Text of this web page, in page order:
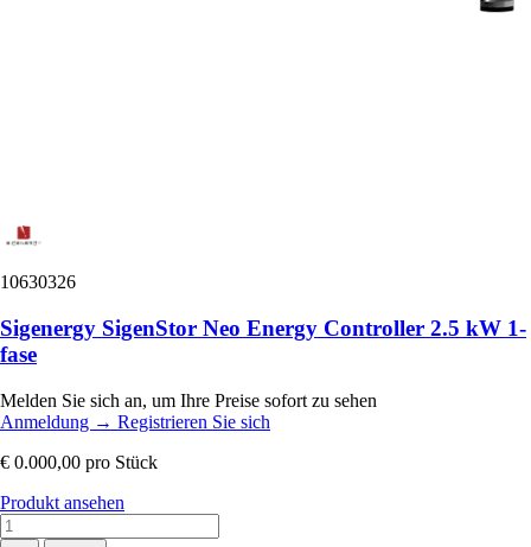
10630326
Sigenergy SigenStor Neo Energy Controller 2.5 kW 1-
fase
Melden Sie sich an, um Ihre Preise sofort zu sehen
Anmeldung → Registrieren Sie sich
€ 0.000,00 pro Stück
Produkt ansehen